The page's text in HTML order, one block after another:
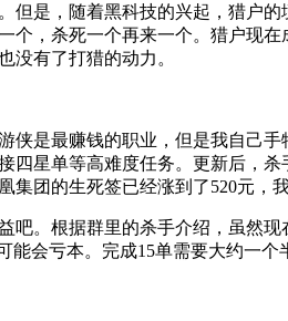
但是，随着黑科技的兴起，猎户
个，杀死一个再来一个。猎户现
没有了打猎的动力。
侠是最赚钱的职业，但是我自己
四星单等高难度任务。更新后，
集团的生死签已经涨到了520元，
吧。根据群里的杀手介绍，虽然
能会亏本。完成15单需要大约一